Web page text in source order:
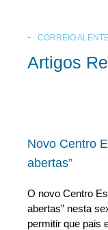
CORREIO
Artigos
Novo Centro
abertas”
O novo Centro
abertas” nesta
permitir que pais